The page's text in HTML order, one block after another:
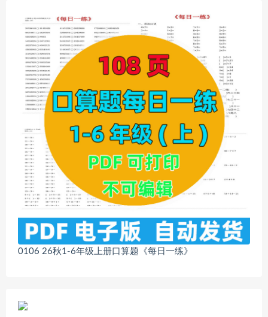
0106 26秋1-6年级上册口算题《每日一练》